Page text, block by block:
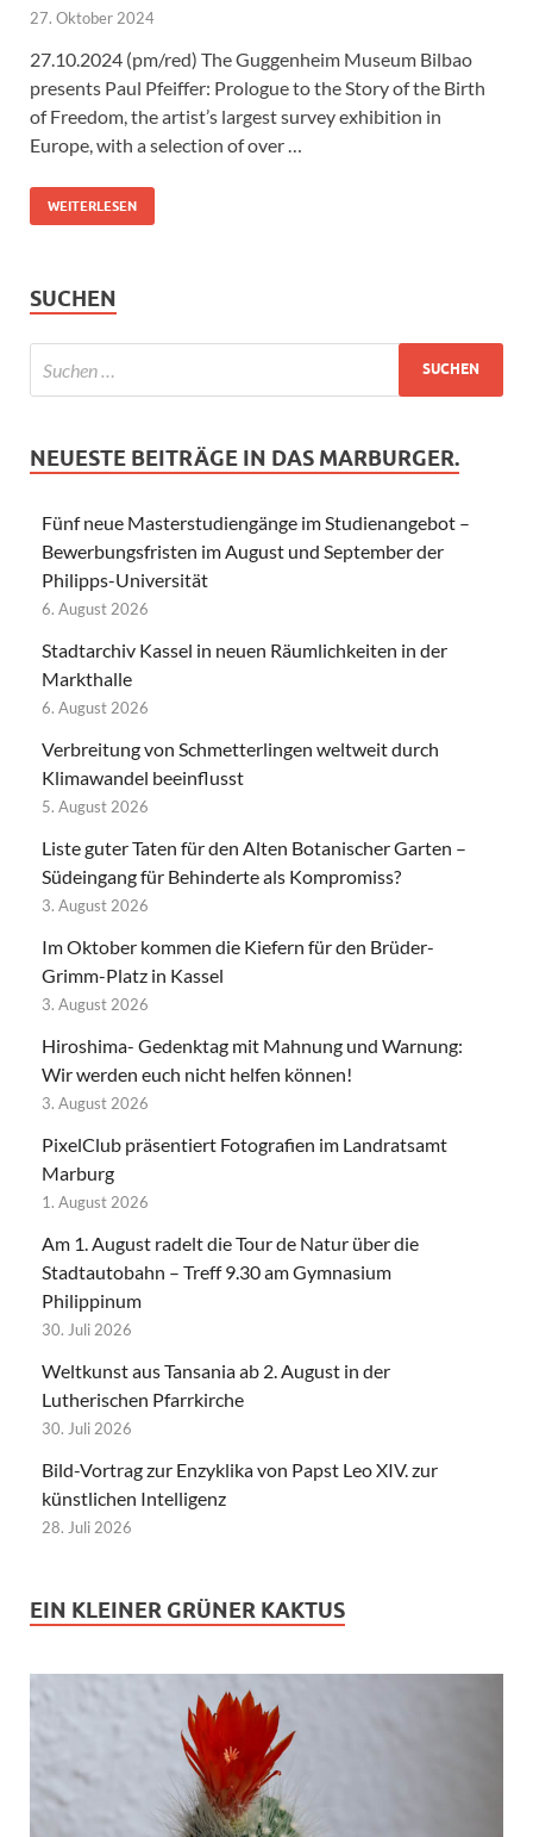
27. Oktober 2024
27.10.2024 (pm/red) The Guggenheim Museum Bilbao
presents Paul Pfeiffer: Prologue to the Story of the Birth
of Freedom, the artist’s largest survey exhibition in
Europe, with a selection of over …
WEITERLESEN
SUCHEN
NEUESTE BEITRÄGE IN DAS MARBURGER.
Fünf neue Masterstudiengänge im Studienangebot –
Bewerbungsfristen im August und September der
Philipps-Universität
6. August 2026
Stadtarchiv Kassel in neuen Räumlichkeiten in der
Markthalle
6. August 2026
Verbreitung von Schmetterlingen weltweit durch
Klimawandel beeinflusst
5. August 2026
Liste guter Taten für den Alten Botanischer Garten –
Südeingang für Behinderte als Kompromiss?
3. August 2026
Im Oktober kommen die Kiefern für den Brüder-
Grimm-Platz in Kassel
3. August 2026
Hiroshima- Gedenktag mit Mahnung und Warnung:
Wir werden euch nicht helfen können!
3. August 2026
PixelClub präsentiert Fotografien im Landratsamt
Marburg
1. August 2026
Am 1. August radelt die Tour de Natur über die
Stadtautobahn – Treff 9.30 am Gymnasium
Philippinum
30. Juli 2026
Weltkunst aus Tansania ab 2. August in der
Lutherischen Pfarrkirche
30. Juli 2026
Bild-Vortrag zur Enzyklika von Papst Leo XIV. zur
künstlichen Intelligenz
28. Juli 2026
EIN KLEINER GRÜNER KAKTUS